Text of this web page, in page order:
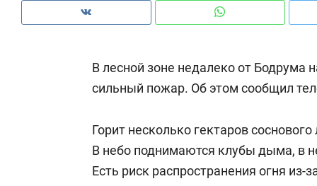
В лесной зоне недалеко от Бодрума
сильный пожар. Об этом сообщил
Горит несколько гектаров
В небо поднимаются клубы дыма, в
Есть риск распространения огня из-